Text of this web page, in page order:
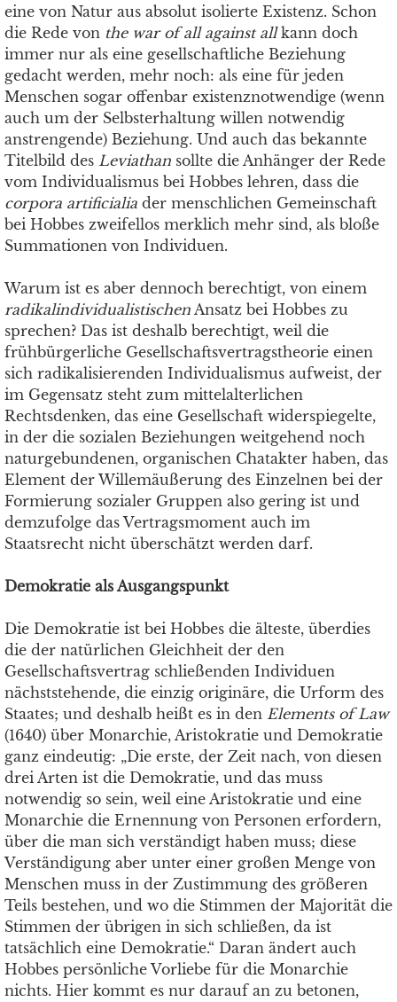
eine von Natur aus absolut isolierte Existenz. Schon
die Rede von the war of all against allkann doch
immer nur als eine gesellschaftliche Beziehung
gedacht werden, mehr noch: als eine für jeden
Menschen sogar offenbar existenznotwendige (wenn
auch um der Selbsterhaltung willen notwendig
anstrengende) Beziehung. Und auch das bekannte
Titelbild des Leviathan sollte die Anhänger der Rede
vom Individualismus bei Hobbes lehren, dass die
corpora artificialia der menschlichen Gemeinschaft
bei Hobbes zweifellos merklich mehr sind, als bloße
Summationen von Individuen.
Warum ist es aber dennoch berechtigt, von einem
radikalindividualistischen Ansatz bei Hobbes zu
sprechen? Das ist deshalb berechtigt, weil die
frühbürgerliche Gesellschaftsvertragstheorie einen
sich radikalisierenden Individualismus aufweist, der
im Gegensatz steht zum mittelalterlichen
Rechtsdenken, das eine Gesellschaft widerspiegelte,
in der die sozialen Beziehungen weitgehend noch
naturgebundenen, organischen Chatakter haben, das
Element der Willemäußerung des Einzelnen bei der
Formierung sozialer Gruppen also gering ist und
demzufolge das Vertragsmoment auch im
Staatsrecht nicht überschätzt werden darf.
Demokratie als Ausgangspunkt
Die Demokratie ist bei Hobbes die älteste, überdies
die der natürlichen Gleichheit der den
Gesellschaftsvertrag schließenden Individuen
nächststehende, die einzig originäre, die Urform des
Staates; und deshalb heißt es in den Elements of Law
(1640) über Monarchie, Aristokratie und Demokratie
ganz eindeutig: „Die erste, der Zeit nach, von diesen
drei Arten ist die Demokratie, und das muss
notwendig so sein, weil eine Aristokratie und eine
Monarchie die Ernennung von Personen erfordern,
über die man sich verständigt haben muss; diese
Verständigung aber unter einer großen Menge von
Menschen muss in der Zustimmung des größeren
Teils bestehen, und wo die Stimmen der Majorität die
Stimmen der übrigen in sich schließen, da ist
tatsächlich eine Demokratie.“ Daran ändert auch
Hobbes persönliche Vorliebe für die Monarchie
nichts. Hier kommt es nur darauf an zu betonen,